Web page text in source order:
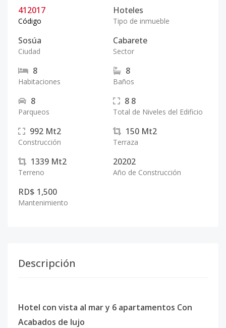
412017
Código
Hoteles
Tipo de inmueble
Sosúa
Ciudad
Cabarete
Sector
8
Habitaciones
8
Baños
8
Parqueos
8 8
Total de Niveles del Edificio
992 Mt2
Construcción
150 Mt2
Terraza
1339 Mt2
Terreno
20202
Año de Construcción
RD$ 1,500
Mantenimiento
Descripción
Hotel con vista al mar y 6 apartamentos Con
Acabados de lujo